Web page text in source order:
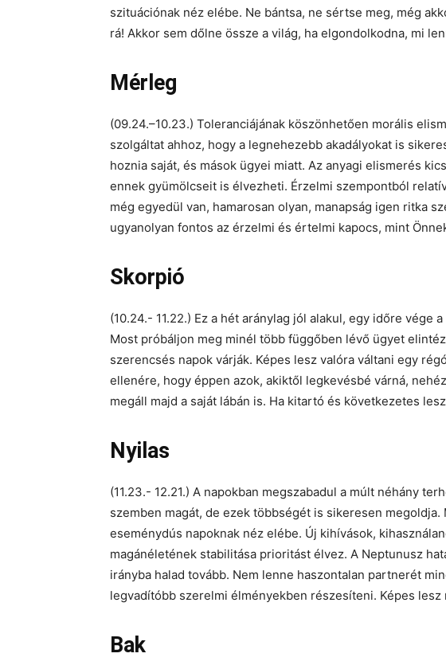
szituációnak néz elébe. Ne bántsa, ne sértse meg, még
rá! Akkor sem dőlne össze a világ, ha elgondolkodna, mi
Mérleg
(09.24.–10.23.) Toleranciájának köszönhetően morális
szolgáltat ahhoz, hogy a legnehezebb akadályokat is
hoznia saját, és mások ügyei miatt. Az anyagi elismerés
ennek gyümölcseit is élvezheti. Érzelmi szempontból
még egyedül van, hamarosan olyan, manapság igen ritka
ugyanolyan fontos az érzelmi és értelmi kapocs, mint
Skorpió
(10.24.- 11.22.) Ez a hét aránylag jól alakul, egy időre vége
Most próbáljon meg minél több függőben lévő ügyet
szerencsés napok várják. Képes lesz valóra váltani egy
ellenére, hogy éppen azok, akiktől legkevésbé várná,
megáll majd a saját lábán is. Ha kitartó és következetes
Nyilas
(11.23.- 12.21.) A napokban megszabadul a múlt néhány
szemben magát, de ezek többségét is sikeresen
eseménydús napoknak néz elébe. Új kihívások,
magánéletének stabilitása prioritást élvez. A Neptunusz
irányba halad tovább. Nem lenne haszontalan partnerét
legvadítóbb szerelmi élményekben részesíteni. Képes lesz
Bak